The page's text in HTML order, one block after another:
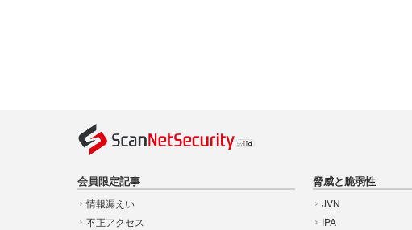
会員限定記事
情報漏えい
不正アクセス
脅威と脆弱性
JVN
IPA